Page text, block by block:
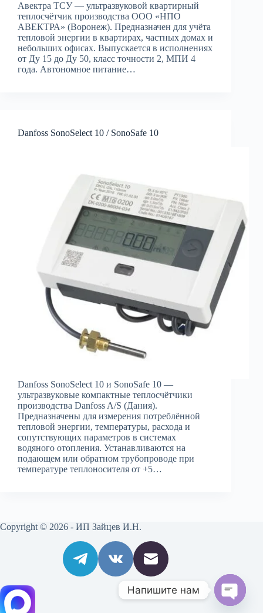
Авектра ТСУ — ультразвуковой квартирный
теплосчётчик производства ООО «НПО
АВЕКТРА» (Воронеж). Предназначен для учёта
тепловой энергии в квартирах, частных домах и
небольших офисах. Выпускается в исполнениях
от Ду 15 до Ду 50, класс точности 2, МПИ 4
года. Автономное питание…
Danfoss SonoSelect 10 / SonoSafe 10
Danfoss SonoSelect 10 и SonoSafe 10 —
ультразвуковые компактные теплосчётчики
производства Danfoss A/S (Дания).
Предназначены для измерения потреблённой
тепловой энергии, температуры, расхода и
сопутствующих параметров в системах
водяного отопления. Устанавливаются на
подающем или обратном трубопроводе при
температуре теплоносителя от +5…
Copyright © 2026 - ИП Зайцев И.Н.
Напишите нам